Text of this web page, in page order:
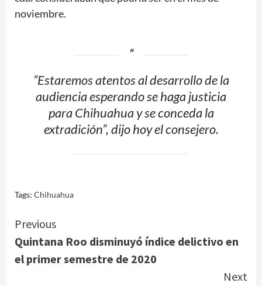
noviembre.
“Estaremos atentos al desarrollo de la
audiencia esperando se haga justicia
para Chihuahua y se conceda la
extradición”, dijo hoy el consejero.
Tags: Chihuahua
Continue
Reading
Previous
Quintana Roo disminuyó índice delictivo en
el primer semestre de 2020
Next